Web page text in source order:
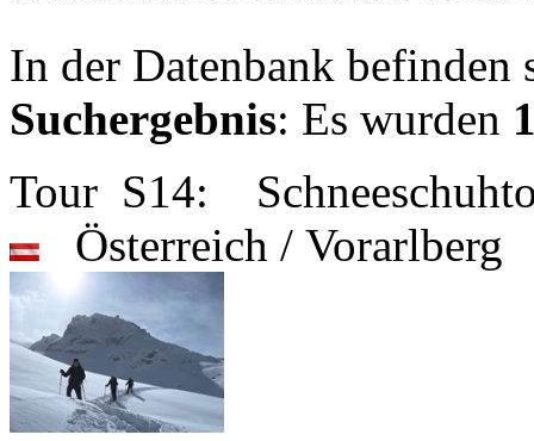
In der Datenbank befinden
Suchergebnis: Es wurden
Tour S14:
Österreich /